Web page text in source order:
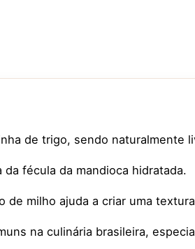
de trigo, sendo naturalmente
fécula da mandioca hidratada.
de milho ajuda a criar uma
na culinária brasileira,